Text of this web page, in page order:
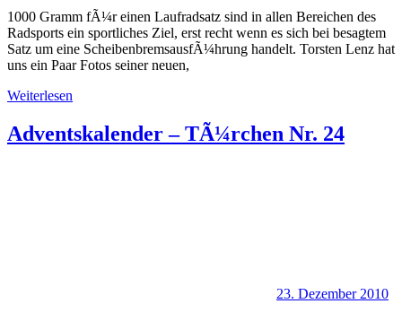
1000 Gramm fÃ¼r einen Laufradsatz sind in allen Bereichen des
Radsports ein sportliches Ziel, erst recht wenn es sich bei besagtem
Satz um eine ScheibenbremsausfÃ¼hrung handelt. Torsten Lenz hat
uns ein Paar Fotos seiner neuen,
Weiterlesen
Adventskalender – TÃ¼rchen Nr. 24
23. Dezember 2010